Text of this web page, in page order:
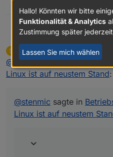
Homoran@stenmicsagte in
Linux ist auf neustem
alle 3 Varianten
Ergebnis führen,
ODER!
die arbeit mit root,
werden, die nur der
mit sudo erlangt der
S
Nicht stören
stenmicschrieb am5. Aug.
zuletzt editiert von
@ homoransagte in
Linux ist auf neustem Stand:
@stenmic sagte in
Linux ist auf neustem
Hallo! Könnten wir bitte
Funktionalität & Analytics
Zustimmung später
Lassen Sie mich wählen